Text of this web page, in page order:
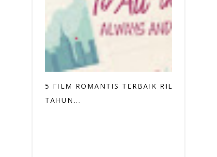
5 FILM ROMANTIS TERBAIK RILIS
TAHUN...